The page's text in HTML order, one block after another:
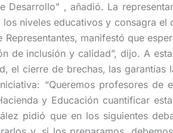
Desarrollo" , añadió. La
los niveles educativos y consagra
Representantes, manifestó que
de inclusión y calidad”, dijo. A
el cierre de brechas, las
“Queremos profesores
y Educación cuantificar
pidió que en los siguientes